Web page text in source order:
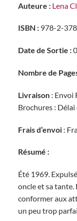
Auteure : Lena
ISBN : 978-2-
Date de Sortie :
Nombre de
Livraison : Envoi
Brochures :
Frais d’envoi :
Résumé :
Été 1969.
oncle et sa tante.
conformer aux
un peu trop